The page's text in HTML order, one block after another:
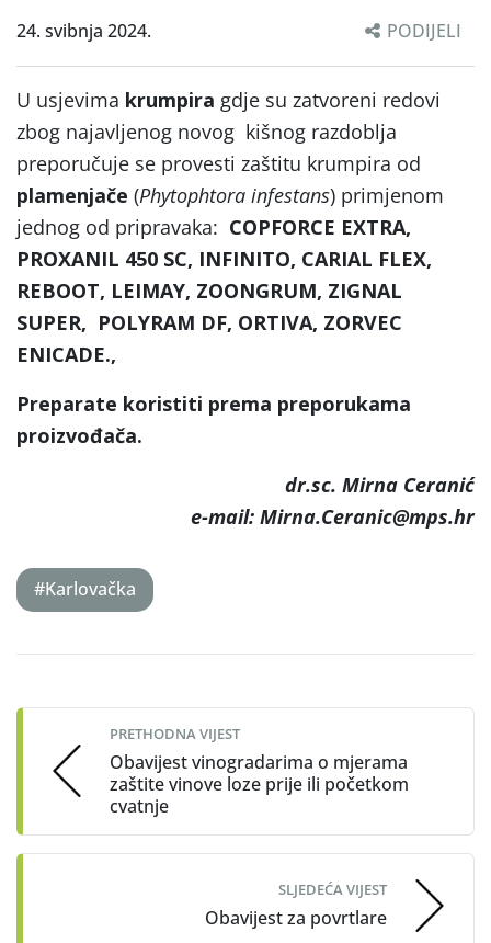
24. svibnja 2024. PODIJELI
U usjevima krumpira gdje su zatvoreni redovi
zbog najavljenog novog kišnog razdoblja
preporučuje se provesti zaštitu krumpira od
plamenjače (Phytophtora infestans) primjenom
jednog od pripravaka: COPFORCE EXTRA,
PROXANIL 450 SC, INFINITO, CARIAL FLEX,
REBOOT, LEIMAY, ZOONGRUM, ZIGNAL
SUPER, POLYRAM DF, ORTIVA, ZORVEC
ENICADE.,
Preparate koristiti prema preporukama
proizvođača.
dr.sc. Mirna Ceranić
e-mail: Mirna.Ceranic@mps.hr
#Karlovačka
navigation
PRETHODNA VIJEST
Obavijest vinogradarima o mjerama
zaštite vinove loze prije ili početkom
cvatnje
SLJEDEĆA VIJEST
Obavijest za povrtlare